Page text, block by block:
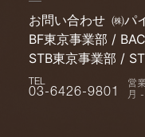
お問い合わせ ㈱パ
BF東京事業部 /
STB東京事業部 /
TEL
03-6426-9801
営
月